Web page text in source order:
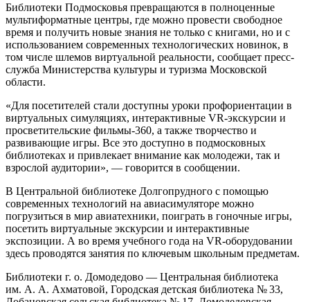
Библиотеки Подмосковья превращаются в полноценные
мультиформатные центры, где можно провести свободное
время и получить новые знания не только с книгами, но и с
использованием современных технологических новинок, в
том числе шлемов виртуальной реальности, сообщает пресс-
служба Министерства культуры и туризма Московской
области.
«Для посетителей стали доступны уроки профориентации в
виртуальных симуляциях, интерактивные VR-экскурсии и
просветительские фильмы-360, а также творчество и
развивающие игры. Все это доступно в подмосковных
библиотеках и привлекает внимание как молодежи, так и
взрослой аудитории», — говорится в сообщении.
В Центральной библиотеке Долгопрудного с помощью
современных технологий на авиасимуляторе можно
погрузиться в мир авиатехники, поиграть в гоночные игры,
посетить виртуальные экскурсии и интерактивные
экспозиции. А во время учебного года на VR-оборудовании
здесь проводятся занятия по ключевым школьным предметам.
Библиотеки г. о. Домодедово — Центральная библиотека
им. А. А. Ахматовой, Городская детская библиотека № 33,